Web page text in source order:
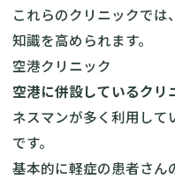
これらのクリニックで
知識を高められます。
空港クリニック
空港に併設しているクリ
ネスマンが多く利用して
です。
基本的に軽症の患者さん